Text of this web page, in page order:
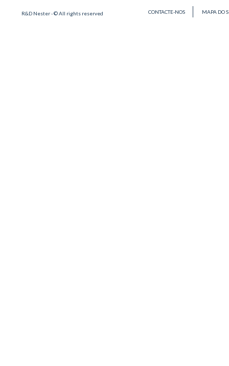
R&D Nester - © All rights reserved CONTACTE-NOS MAPA DO